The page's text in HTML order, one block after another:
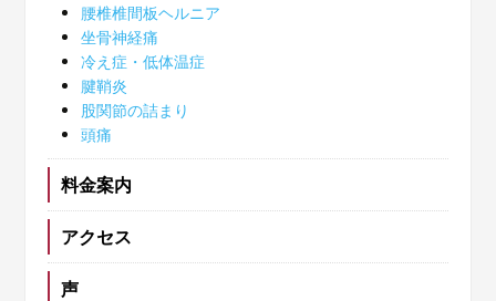
腰椎椎間板ヘルニア
坐骨神経痛
冷え症・低体温症
腱鞘炎
股関節の詰まり
頭痛
料金案内
アクセス
声